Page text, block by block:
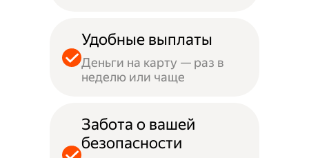
Удобные выплаты
Деньги на карту — раз в
неделю или чаще
Забота о вашей
безопасности